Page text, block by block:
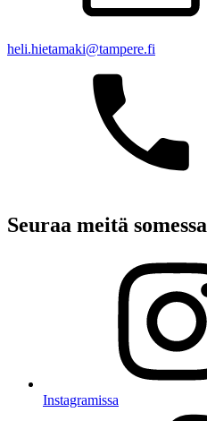
heli.hietamaki@tampere.fi
Seuraa meitä somessa
Instagramissa